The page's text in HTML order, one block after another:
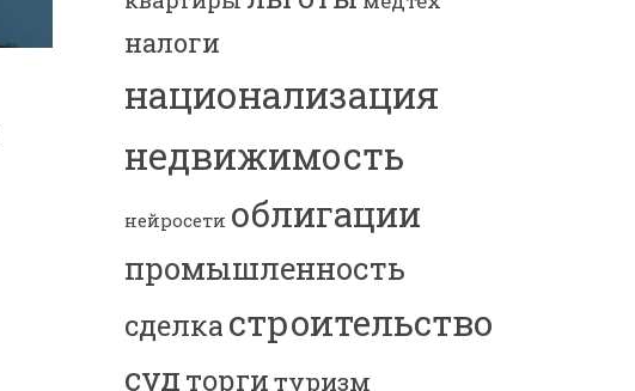
налоги
национализация
недвижимость
нейросети облигации
промышленность
сделкастроительство
судторгитуризм